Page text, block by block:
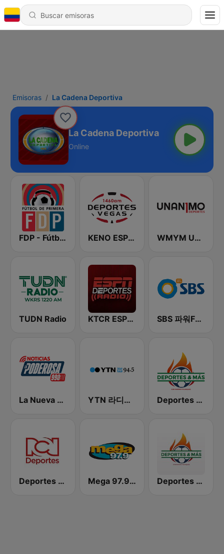
Emisoras La Cadena Deportiva
La Cadena Deportiva
Online
FDP - Fútbol de Primera KENO ESPN Deportes 1460 AM WMYM Unanimo Deportes
TUDN Radio KTCR ESPN Deportes Radio SBS 파워FM-SBS 라디오
La Nueva Poderosa 990 YTN 라디오 (YTN FM) - 24 Hours News Channel Deportes y Más - Radio Boston
Deportes RCN Mega 97.9 FM Deportes & Mas con Marino